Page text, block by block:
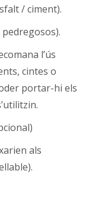
/ ciment).
l’ús
cintes o
portar-hi els
als